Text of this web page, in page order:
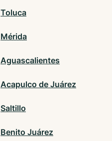
Toluca
Mérida
Aguascalientes
Acapulco de Juárez
Saltillo
Benito Juárez